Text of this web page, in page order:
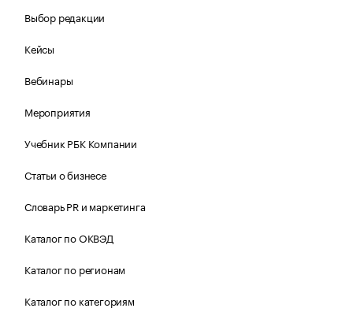
Выбор редакции
Кейсы
Вебинары
Мероприятия
Учебник РБК Компании
Статьи о бизнесе
Словарь PR и маркетинга
Каталог по ОКВЭД
Каталог по регионам
Каталог по категориям